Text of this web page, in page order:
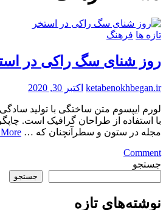
تازه ها فرهنگ
روز شنای سگ راکی در
ketabenokhbegan.ir اکتبر 30, 2020
لورم ايپسوم متن ساختگی با توليد
با استفاده از طراحان گرافيک است.
مجله در ستون و سطرآنچنان که …
Comment
on
راکی
جستجو
جستجو
نوشته‌های تازه